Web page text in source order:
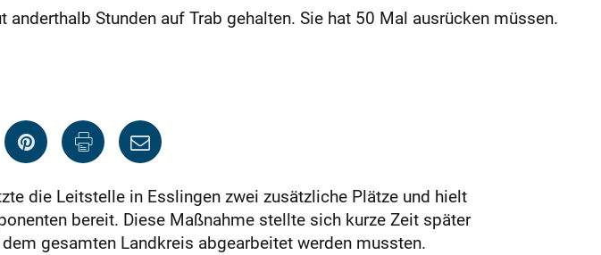
Stunden auf Trab gehalten. Sie hat 50 Mal ausrücken müssen.
die Leitstelle in Esslingen zwei zusätzliche Plätze und hielt
bereit. Diese Maßnahme stellte sich kurze Zeit später
gesamten Landkreis abgearbeitet werden mussten.